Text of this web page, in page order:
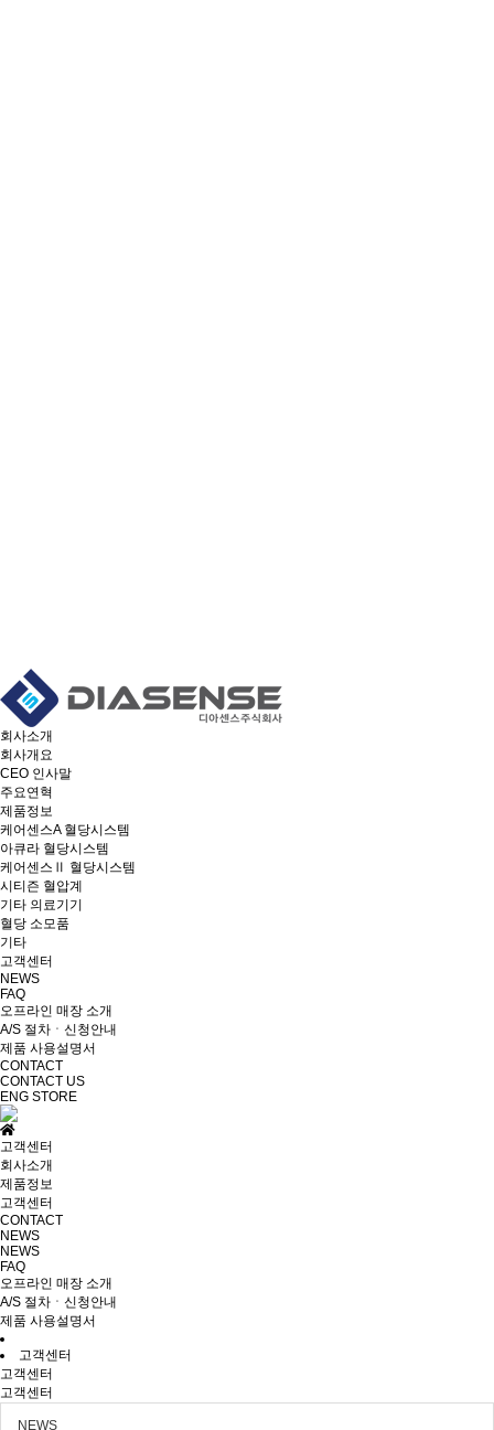
회사소개
회사개요
CEO 인사말
주요연혁
제품정보
케어센스A 혈당시스템
아큐라 혈당시스템
케어센스Ⅱ 혈당시스템
시티즌 혈압계
기타 의료기기
혈당 소모품
기타
고객센터
NEWS
FAQ
오프라인 매장 소개
A/S 절차ㆍ신청안내
제품 사용설명서
CONTACT
CONTACT US
ENG STORE
고객센터
회사소개
제품정보
고객센터
CONTACT
NEWS
NEWS
FAQ
오프라인 매장 소개
A/S 절차ㆍ신청안내
제품 사용설명서
고객센터
고객센터
고객센터
NEWS